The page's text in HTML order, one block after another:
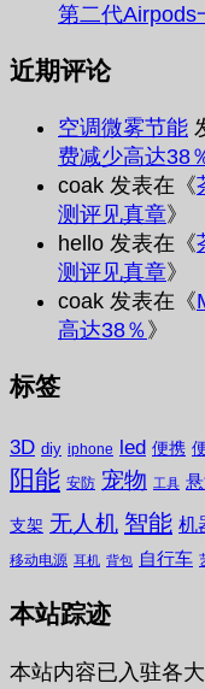
第二代Airpods
近期评论
空调微雾节能
费减少高达38
coak 发表在《
测评见真章》
hello 发表在《
测评见真章》
coak 发表在《
高达38％ 》
标签
3D diy iphone led 便携
阳能 安防 宠物 工具
支架 无人机 智能 机
移动电源 耳机 背包 自行车
本站踪迹
本站内容已入驻各